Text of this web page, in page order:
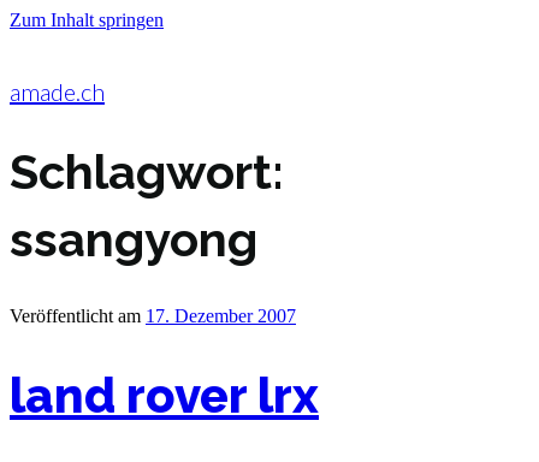
Zum Inhalt springen
amade.ch
Schlagwort:
ssangyong
Veröffentlicht am 17. Dezember 2007
land rover lrx